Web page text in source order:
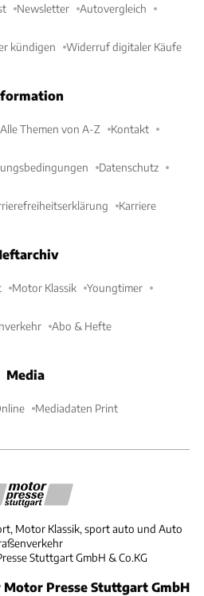
Newsletter Autovergleich
kündigen Widerruf digitaler Käufe
Alle Themen von A-Z Kontakt
Datenschutz
Karriere
Motor Klassik Youngtimer
Abo & Hefte
Media
Mediadaten Print
Motor Klassik, sport auto und Auto
Stuttgart GmbH & Co.KG
Presse Stuttgart GmbH